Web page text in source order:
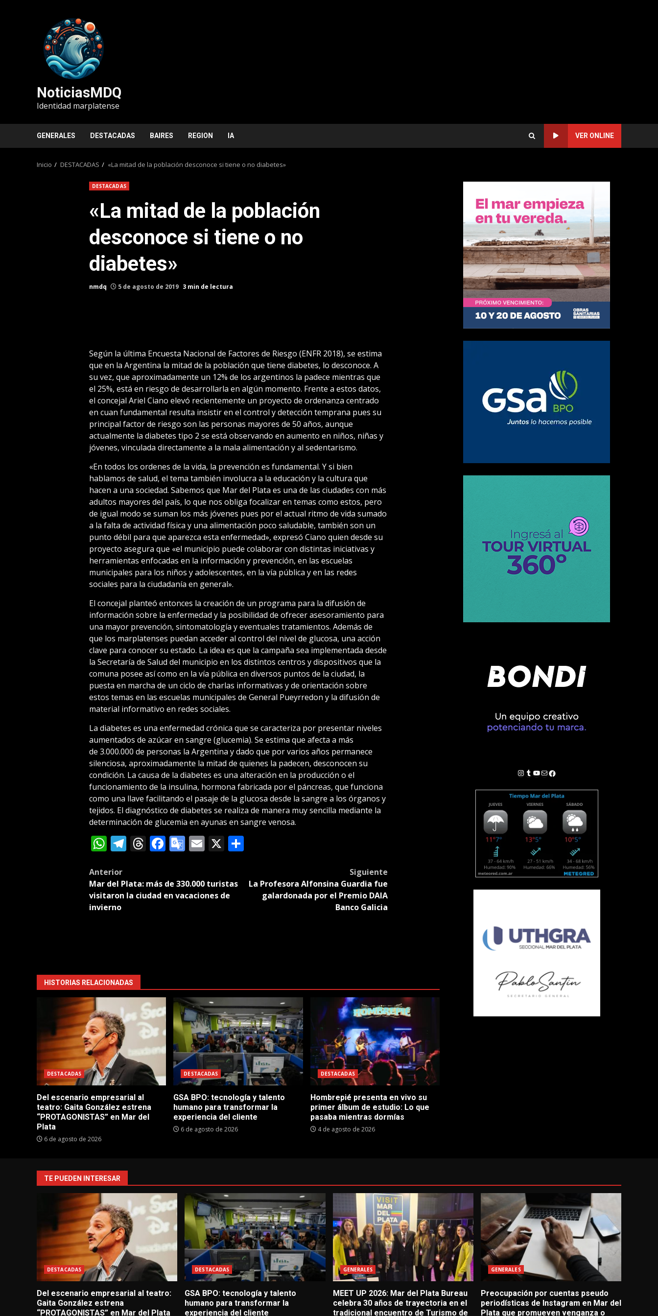
NoticiasMDQ
Identidad marplatense
GENERALES DESTACADAS BAIRES REGION IA VER ONLINE
Inicio DESTACADAS «La mitad de la población desconoce si tiene o no diabetes»
DESTACADAS
«La mitad de la población
desconoce si tiene o no
diabetes»
nmdq 5 de agosto de 2019 3 min de lectura
Según la última Encuesta Nacional de Factores de Riesgo (ENFR 2018), se estima
que en la Argentina la mitad de la población que tiene diabetes, lo desconoce. A
su vez, que aproximadamente un 12% de los argentinos la padece mientras que
el 25%, está en riesgo de desarrollarla en algún momento. Frente a estos datos,
el concejal Ariel Ciano elevó recientemente un proyecto de ordenanza centrado
en cuan fundamental resulta insistir en el control y detección temprana pues su
principal factor de riesgo son las personas mayores de 50 años, aunque
actualmente la diabetes tipo 2 se está observando en aumento en niños, niñas y
jóvenes, vinculada directamente a la mala alimentación y al sedentarismo.
«En todos los ordenes de la vida, la prevención es fundamental. Y si bien
hablamos de salud, el tema también involucra a la educación y la cultura que
hacen a una sociedad. Sabemos que Mar del Plata es una de las ciudades con más
adultos mayores del país, lo que nos obliga focalizar en temas como estos, pero
de igual modo se suman los más jóvenes pues por el actual ritmo de vida sumado
a la falta de actividad física y una alimentación poco saludable, también son un
punto débil para que aparezca esta enfermedad», expresó Ciano quien desde su
proyecto asegura que «el municipio puede colaborar con distintas iniciativas y
herramientas enfocadas en la información y prevención, en las escuelas
municipales para los niños y adolescentes, en la vía pública y en las redes
sociales para la ciudadanía en general».
El concejal planteó entonces la creación de un programa para la difusión de
información sobre la enfermedad y la posibilidad de ofrecer asesoramiento para
una mayor prevención, sintomatología y eventuales tratamientos. Además de
que los marplatenses puedan acceder al control del nivel de glucosa, una acción
clave para conocer su estado. La idea es que la campaña sea implementada desde
la Secretaría de Salud del municipio en los distintos centros y dispositivos que la
comuna posee así como en la vía pública en diversos puntos de la ciudad, la
puesta en marcha de un ciclo de charlas informativas y de orientación sobre
estos temas en las escuelas municipales de General Pueyrredon y la difusión de
material informativo en redes sociales.
La diabetes es una enfermedad crónica que se caracteriza por presentar niveles
aumentados de azúcar en sangre (glucemia). Se estima que afecta a más
de 3.000.000 de personas la Argentina y dado que por varios años permanece
silenciosa, aproximadamente la mitad de quienes la padecen, desconocen su
condición. La causa de la diabetes es una alteración en la producción o el
funcionamiento de la insulina, hormona fabricada por el páncreas, que funciona
como una llave facilitando el pasaje de la glucosa desde la sangre a los órganos y
tejidos. El diagnóstico de diabetes se realiza de manera muy sencilla mediante la
determinación de glucemia en ayunas en sangre venosa.
WhatsApp
Telegram
Threads
Facebook
Google
Email
X Compartir
Post
navigation
Anterior
Mar del Plata: más de 330.000 turistas
visitaron la ciudad en vacaciones de
invierno
Siguiente
La Profesora Alfonsina Guardia fue
galardonada por el Premio DAIA
Banco Galicia
HISTORIAS RELACIONADAS
DESTACADAS
Del escenario empresarial al
teatro: Gaita González estrena
“PROTAGONISTAS” en Mar del
Plata
6 de agosto de 2026
DESTACADAS
GSA BPO: tecnología y talento
humano para transformar la
experiencia del cliente
6 de agosto de 2026
DESTACADAS
Hombrepié presenta en vivo su
primer álbum de estudio: Lo que
pasaba mientras dormías
4 de agosto de 2026
Instagram
Tumblr
YouTube
Correo electrónico
Facebook
TE PUEDEN INTERESAR
DESTACADAS
Del escenario empresarial al teatro:
Gaita González estrena
“PROTAGONISTAS” en Mar del Plata
DESTACADAS
GSA BPO: tecnología y talento
humano para transformar la
experiencia del cliente
GENERALES
MEET UP 2026: Mar del Plata Bureau
celebra 30 años de trayectoria en el
tradicional encuentro de Turismo de
GENERALES
Preocupación por cuentas pseudo
periodísticas de Instagram en Mar del
Plata que promueven venganza o